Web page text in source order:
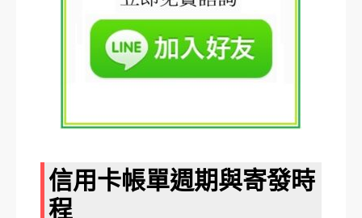
信用卡帳單週期與寄發時
程